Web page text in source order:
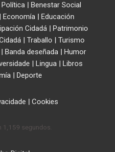
Política| Benestar Social
| Economía | Educación
Cidadá| Patrimonio
| Traballo | Turismo
| Banda deseñada | Humor
| Lingua| Libros
| Deporte
| Cookies
1,159 segundos.